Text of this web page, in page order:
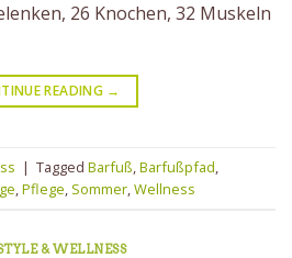
26 Knochen, 32 Muskeln
READING →
| Tagged Barfuß,Barfußpfad,
,Pflege, Sommer,Wellness
& WELLNESS